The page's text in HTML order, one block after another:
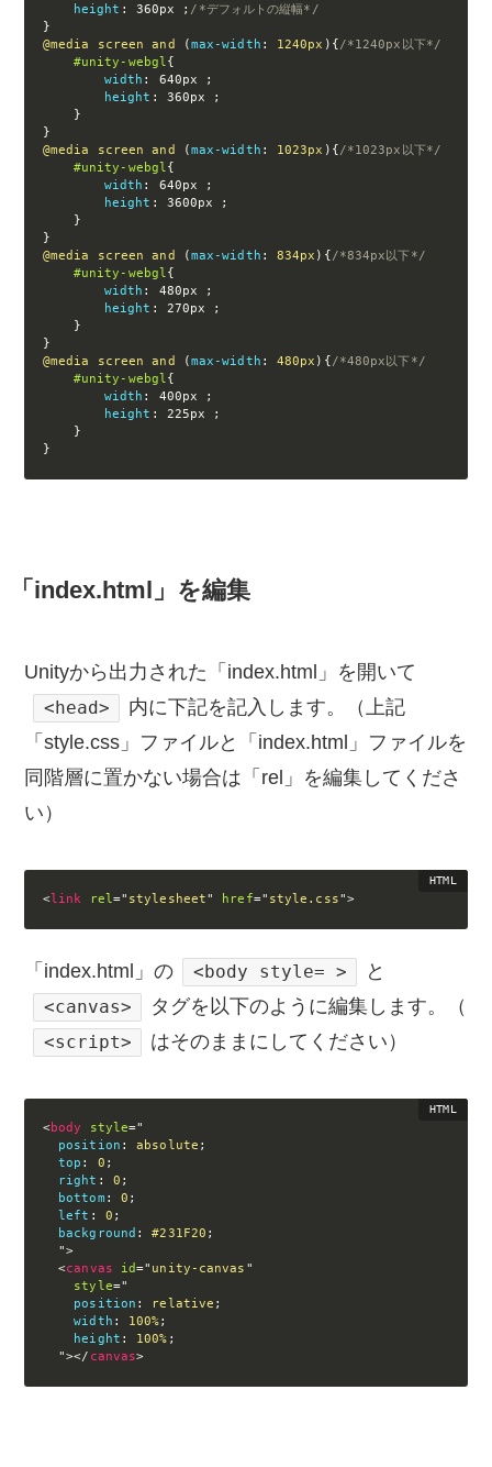
height : 360px ; /*デフォルトの縦幅*/
}
@media
screen and (max-width : 1240px ) {/*1240px以下*/
#unity-webgl {
width : 640px
;
height : 360px
;
}
}
@media
screen and (max-width : 1023px ) {/*1023px以下*/
#unity-webgl {
width : 640px
;
height : 3600px
;
}
}
@media
screen and (max-width : 834px ) {/*834px以下*/
#unity-webgl {
width : 480px
;
height : 270px
;
}
}
@media
screen and (max-width : 480px ) {/*480px以下*/
#unity-webgl {
width : 400px
;
height : 225px
;
}
}
「index.html」を編集
Unityから出力された「index.html」を開いて
<head>
内に下記を記入します。（上記
「style.css」ファイルと
「index.html」ファイルを
同階層に置かない場合は「rel」を編集してくださ
い）
<link rel=" stylesheet" href=" style.css">
「index.html」の <body style= > と
<canvas> タグを以下のように編集します。（
<script> はそのままにしてください）
<body style="
position : absolute ;
top : 0 ;
right : 0 ;
bottom : 0 ;
left : 0 ;
background : #231F20 ;
">
<canvas id=" unity-canvas "
style="
position : relative ;
width : 100%;
height : 100% ;
"></ canvas>